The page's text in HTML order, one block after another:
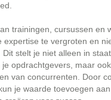
trainingen, cursussen en
expertise te vergroten en
Dit stelt je niet alleen in
je opdrachtgevers, maar
van concurrenten. Door
je waarde toevoegen